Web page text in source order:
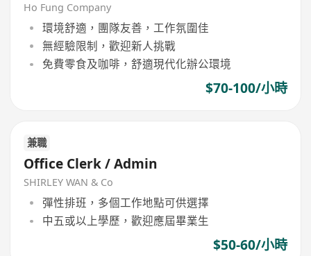
Ho Fung Company
環境舒適，團隊友善，工作氛圍佳
無經驗限制，歡迎新人挑戰
免費零食及咖啡，舒適現代化辦公環境
$70-100/小時
兼職
Office Clerk / Admin
SHIRLEY WAN & Co
彈性排班，多個工作地點可供選擇
中五或以上學歷，歡迎應屆畢業生
$50-60/小時